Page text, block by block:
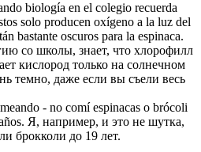
biología en el colegio recuerda
solo producen oxígeno a la luz del
bastante oscuros para la espinaca.
со школы, знает, что хлорофилл
кислород только на солнечном
темно, даже если вы съели весь
- no comíespinacas o brócoli
Я, например, и это не шутка,
брокколи до 19 лет.